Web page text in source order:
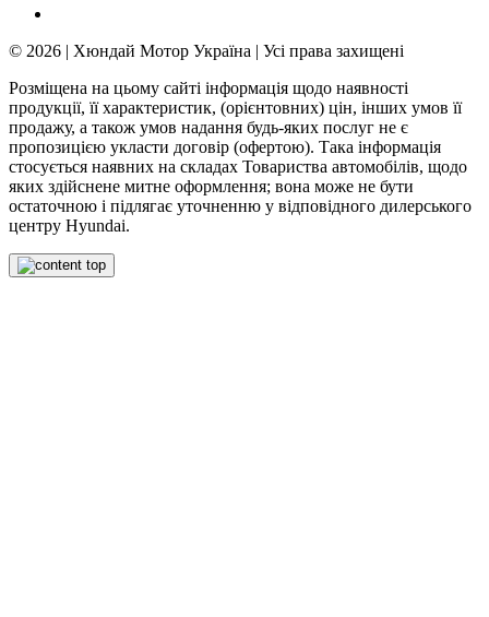
© 2026 | Хюндай Мотор Україна | Усі права захищені
Розміщена на цьому сайті інформація щодо наявності
продукції, її характеристик, (орієнтовних) цін, інших умов її
продажу, а також умов надання будь-яких послуг не є
пропозицією укласти договір (офертою). Така інформація
стосується наявних на складах Товариства автомобілів, щодо
яких здійснене митне оформлення; вона може не бути
остаточною і підлягає уточненню у відповідного дилерського
центру Hyundai.